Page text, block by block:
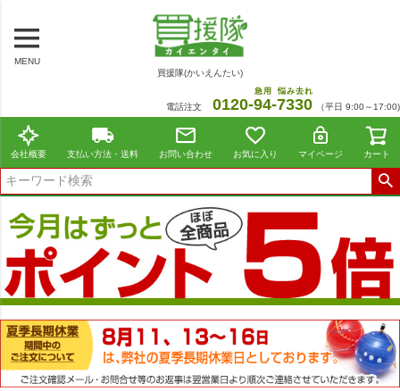
MENU
買援隊(かいえんたい)
電話注文 0120-94
急用
-7330
悩み去れ
（平日 9:00～17:00)
会社概要 支払い方法・送料 お問い合わせ お気に入り マイページ カート